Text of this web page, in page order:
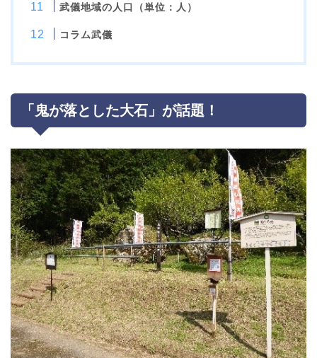
武儀地域の人口（単位：人）
コラム武儀
「鬼が落とした大石」が話題！